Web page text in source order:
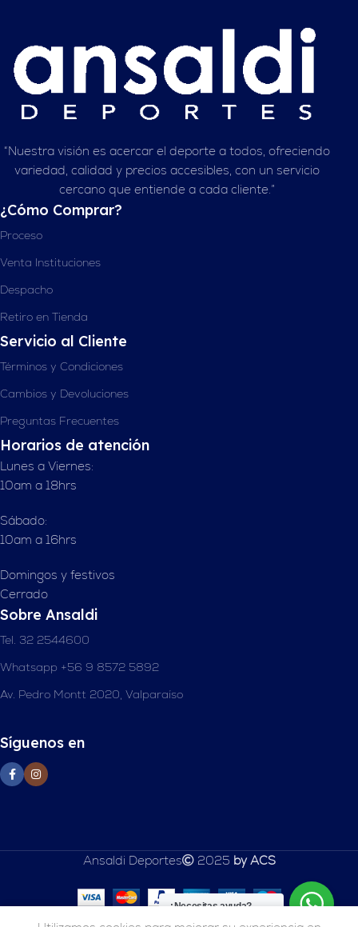
“Nuestra visión es acercar el deporte a todos, ofreciendo
variedad, calidad y precios accesibles, con un servicio
cercano que entiende a cada cliente.”
¿Cómo Comprar?
Proceso
Venta Instituciones
Despacho
Retiro en Tienda
Servicio al Cliente
Términos y Condiciones
Cambios y Devoluciones
Preguntas Frecuentes
Horarios de atención
Lunes a Viernes:
10am a 18hrs
Sábado:
10am a 16hrs
Domingos y festivos
Cerrado
Sobre Ansaldi
Tel. 32 2544600
Whatsapp +56 9 8572 5892
Av. Pedro Montt 2020, Valparaíso
Síguenos en
Ansaldi Deportes 2025 by ACS
¿Necesitas ayuda?